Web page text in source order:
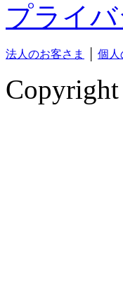
プライ
法人のお客さま 個人